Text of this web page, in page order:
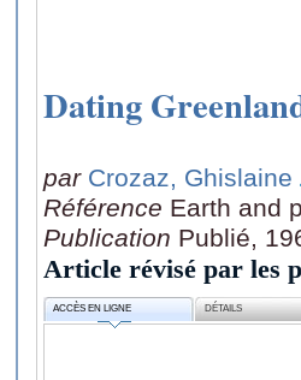
Dating
par Crozaz, Ghislaine
Référence Earth and
Publication Publié,
Article révisé par les
ACCÈS EN LIGNE DÉTAILS